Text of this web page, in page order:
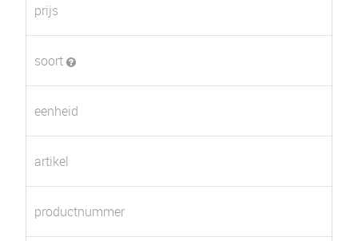
prijs
soort
eenheid
artikel
productnummer